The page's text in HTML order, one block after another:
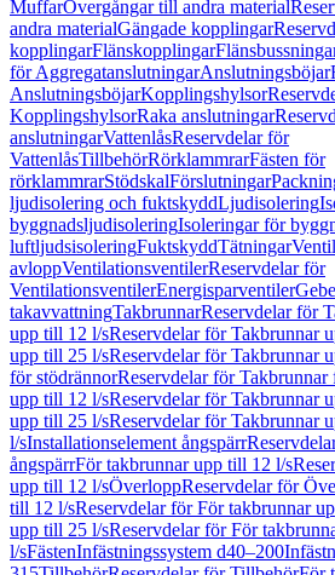
MuffarÖvergångar till andra material
andra materialGängade kopplingar
kopplingarFlänskopplingar
för AggregatanslutningarAnslutningsböjar
AnslutningsböjarKopplingshylsor
KopplingshylsorRaka anslutningar
anslutningarVattenlåsReservdelar för
VattenlåsTillbehörRörklammrarFästen för
rörklammrarStödskalFörslutningar
ljudisolering och fuktskyddLjudisolering
byggnadsljudisoleringIsoleringar för
luftljudsisoleringFuktskyddTätningar
avloppVentilationsventilerReservdelar för
VentilationsventilerEnergisparventiler
takavvattningTakbrunnarReservdelar för
upp till 12 l/sReservdelar för Takbrunnar
upp till 25 l/sReservdelar för Takbrunnar
för stödrännorReservdelar för Takbrunnar
upp till 12 l/sReservdelar för Takbrunnar
upp till 25 l/sReservdelar för Takbrunnar
l/sInstallationselement ångspärr
ångspärrFör takbrunnar upp till 12 l/s
upp till 12 l/sÖverloppReservdelar för
till 12 l/sReservdelar för För takbrunnar
upp till 25 l/sReservdelar för För
l/sFästenInfästningssystem d40–200